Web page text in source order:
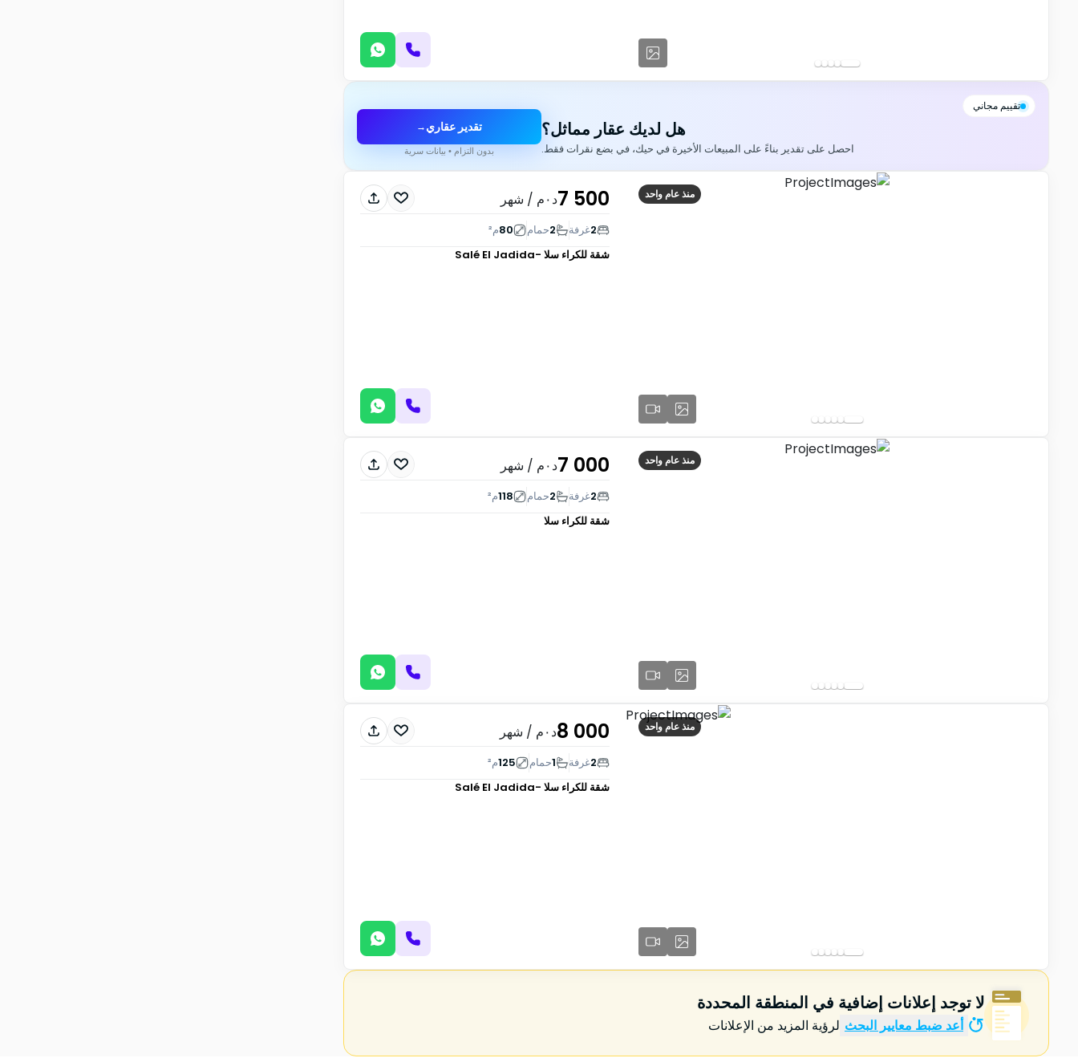
تقييم مجاني
هل لديك عقار مماثل؟
احصل على تقدير بناءً على المبيعات الأخيرة في حيك، في بضع نقرات فقط.
تقدير عقاري →
بدون التزام • بيانات سرية
منذ عام واحد 7 500د٠م / شهر
2غرفة 2حمام 80م²
شقة للكراء سلا -Salé El Jadida
منذ عام واحد 7 000د٠م / شهر
2غرفة 2حمام 118م²
شقة للكراء سلا
منذ عام واحد 8 000د٠م / شهر
2غرفة 1حمام 125م²
شقة للكراء سلا -Salé El Jadida
لا توجد إعلانات إضافية في المنطقة المحددة
أعد ضبط معايير البحث لرؤية المزيد من الإعلانات